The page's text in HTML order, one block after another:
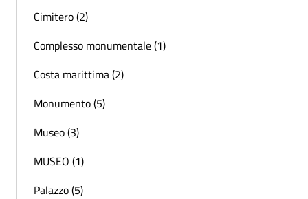
Cimitero (2)
Complesso monumentale (1)
Costa marittima (2)
Monumento (5)
Museo (3)
MUSEO (1)
Palazzo (5)